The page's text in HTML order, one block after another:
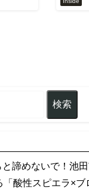
諦めないで！池
「酸性スピエラ×ブ